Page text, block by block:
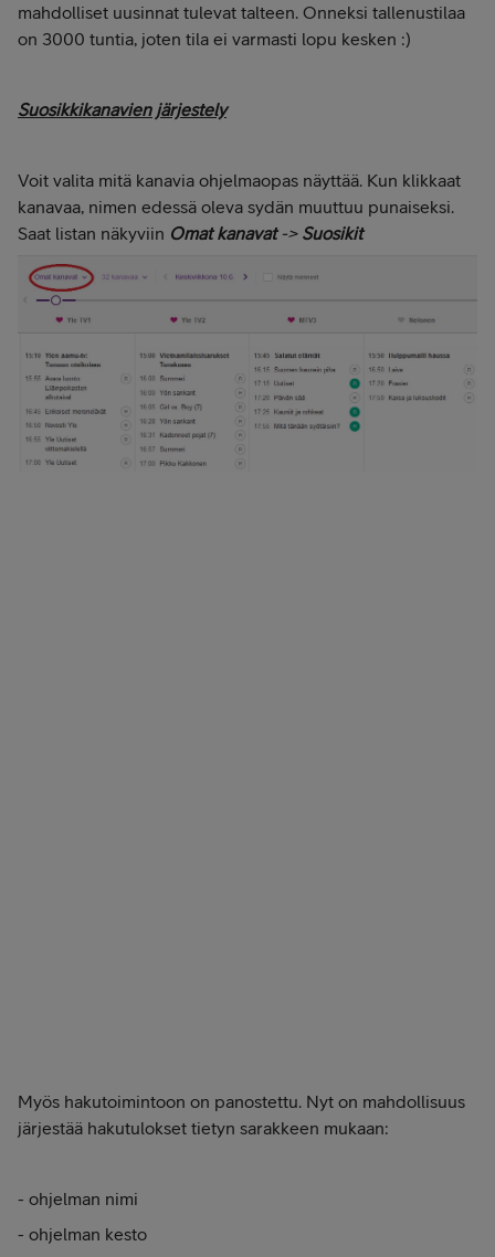
mahdolliset uusinnat tulevat talteen. Onneksi tallenustilaa
on 3000 tuntia, joten tila ei varmasti lopu kesken :)
Suosikkikanavien järjestely
Voit valita mitä kanavia ohjelmaopas näyttää. Kun klikkaat
kanavaa, nimen edessä oleva sydän muuttuu punaiseksi.
Saat listan näkyviin Omat kanavat-> Suosikit
Myös hakutoimintoon on panostettu. Nyt on mahdollisuus
järjestää hakutulokset tietyn sarakkeen mukaan:
- ohjelman nimi
- ohjelman kesto